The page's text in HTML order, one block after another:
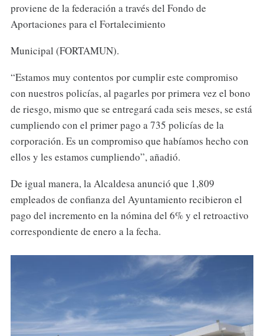
proviene de la federación a través del Fondo de
Aportaciones para el Fortalecimiento
Municipal (FORTAMUN).
“Estamos muy contentos por cumplir este compromiso
con nuestros policías, al pagarles por primera vez el bono
de riesgo, mismo que se entregará cada seis meses, se está
cumpliendo con el primer pago a 735 policías de la
corporación. Es un compromiso que habíamos hecho con
ellos y les estamos cumpliendo”, añadió.
De igual manera, la Alcaldesa anunció que 1,809
empleados de confianza del Ayuntamiento recibieron el
pago del incremento en la nómina del 6% y el retroactivo
correspondiente de enero a la fecha.